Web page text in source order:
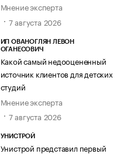
Мнение эксперта
7 августа 2026
ИП ОВАНОГЛЯН ЛЕВОН
ОГАНЕСОВИЧ
Какой самый недооцененный
источник клиентов для детских
студий
Мнение эксперта
7 августа 2026
УНИСТРОЙ
Унистрой представил первый